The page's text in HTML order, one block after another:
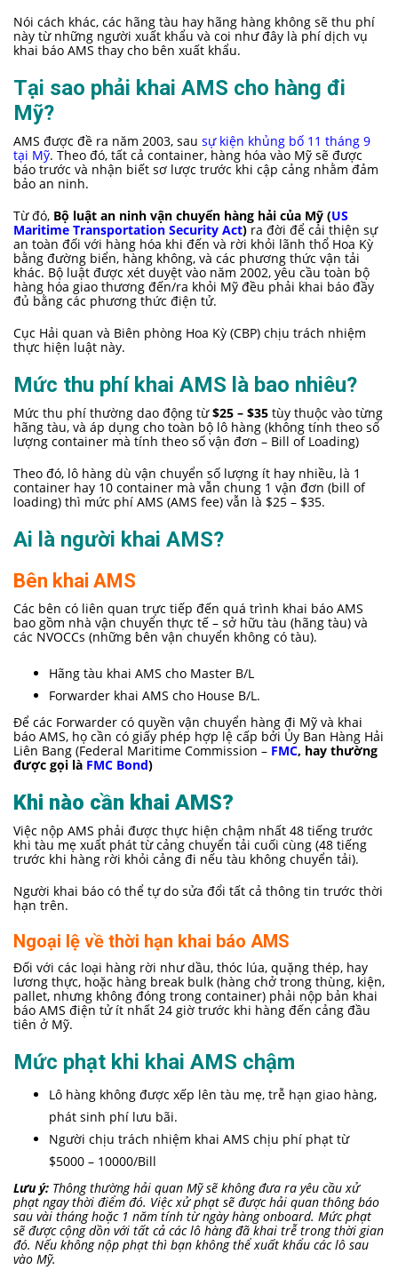
Nói cách khác, các hãng tàu hay hãng hàng không sẽ thu phí
này từ những người xuất khẩu và coi như đây là phí dịch vụ
khai báo AMS thay cho bên xuất khẩu.
Tại sao phải khai AMS cho hàng đi
Mỹ?
AMS được đề ra năm 2003, sau sự kiện khủng bố 11 tháng 9
tại Mỹ. Theo đó, tất cả container, hàng hóa vào Mỹ sẽ được
báo trước và nhận biết sơ lược trước khi cập cảng nhằm đảm
bảo an ninh.
Từ đó, Bộ luật an ninh vận chuyển hàng hải của Mỹ (US
Maritime Transportation Security Act) ra đời để cải thiện sự
an toàn đối với hàng hóa khi đến và rời khỏi lãnh thổ Hoa Kỳ
bằng đường biển, hàng không, và các phương thức vận tải
khác. Bộ luật được xét duyệt vào năm 2002, yêu cầu toàn bộ
hàng hóa giao thương đến/ra khỏi Mỹ đều phải khai báo đầy
đủ bằng các phương thức điện tử.
Cục Hải quan và Biên phòng Hoa Kỳ (CBP) chịu trách nhiệm
thực hiện luật này.
Mức thu phí khai AMS là bao nhiêu?
Mức thu phí thường dao động từ$25 – $35 tùy thuộc vào từng
hãng tàu, và áp dụng cho toàn bộ lô hàng (không tính theo số
lượng container mà tính theo số vận đơn – Bill of Loading)
Theo đó, lô hàng dù vận chuyển số lượng ít hay nhiều, là 1
container hay 10 container mà vẫn chung 1 vận đơn (bill of
loading) thì mức phí AMS (AMS fee) vẫn là $25 – $35.
Ai là người khai AMS?
Bên khai AMS
Các bên có liên quan trực tiếp đến quá trình khai báo AMS
bao gồm nhà vận chuyển thực tế – sở hữu tàu (hãng tàu) và
các NVOCCs (những bên vận chuyển không có tàu).
Hãng tàu khai AMS cho Master B/L
Forwarder khai AMS cho House B/L.
Để các Forwarder có quyền vận chuyển hàng đi Mỹ và khai
báo AMS, họ cần có giấy phép hợp lệ cấp bởi Ủy Ban Hàng Hải
Liên Bang (Federal Maritime Commission – FMC, hay thường
được gọi là FMC Bond)
Khi nào cần khai AMS?
Việc nộp AMS phải được thực hiện chậm nhất 48 tiếng trước
khi tàu mẹ xuất phát từ cảng chuyển tải cuối cùng (48 tiếng
trước khi hàng rời khỏi cảng đi nếu tàu không chuyển tải).
Người khai báo có thể tự do sửa đổi tất cả thông tin trước thời
hạn trên.
Ngoại lệ về thời hạn khai báo AMS
Đối với các loại hàng rời như dầu, thóc lúa, quặng thép, hay
lương thực, hoặc hàng break bulk (hàng chở trong thùng, kiện,
pallet, nhưng không đóng trong container) phải nộp bản khai
báo AMS điện tử ít nhất 24 giờ trước khi hàng đến cảng đầu
tiên ở Mỹ.
Mức phạt khi khai AMS chậm
Lô hàng không được xếp lên tàu mẹ, trễ hạn giao hàng,
phát sinh phí lưu bãi.
Người chịu trách nhiệm khai AMS chịu phí phạt từ
$5000 – 10000/Bill
Lưu ý: Thông thường hải quan Mỹ sẽ không đưa ra yêu cầu xử
phạt ngay thời điểm đó. Việc xử phạt sẽ được hải quan thông báo
sau vài tháng hoặc 1 năm tính từ ngày hàng onboard. Mức phạt
sẽ được cộng dồn với tất cả các lô hàng đã khai trễ trong thời gian
đó. Nếu không nộp phạt thì bạn không thể xuất khẩu các lô sau
vào Mỹ.